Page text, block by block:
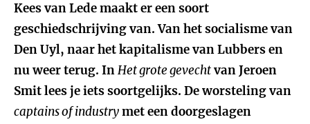
Kees van Lede maakt er een soort
geschiedschrijving van. Van het socialisme van
Den Uyl, naar het kapitalisme van Lubbers en
nu weer terug. InHet grote gevechtvan Jeroen
Smit lees je iets soortgelijks. De worsteling van
captains of industrymet een doorgeslagen